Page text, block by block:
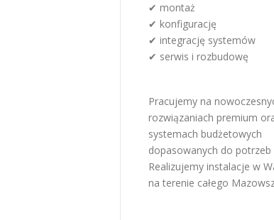
✔ montaż
✔ konfigurację
✔ integrację systemów
✔ serwis i rozbudowę
Pracujemy na
rozwiązaniach premium
systemach budżetowych
dopasowanych do potrzeb
Realizujemy instalacje w
na terenie całego